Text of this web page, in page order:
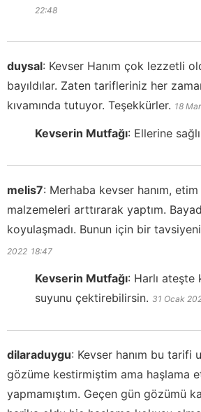
22:48
duysal: Kevser Hanım çok lezzetli
bayıldılar. Zaten tarifleriniz her
kıvamında tutuyor. Teşekkürler. 18
Kevserin Mutfağı: Ellerine
melis7: Merhaba kevser hanım,
malzemeleri arttırarak yaptım.
koyulaşmadı. Bunun için bir
2022 18:47
Kevserin Mutfağı: Harlı ateşte
suyunu çektirebilirsin. 31 Ocak
dilaraduygu: Kevser hanım bu tarifi
gözüme kestirmiştim ama haşlama
yapmamıştım. Geçen gün gözümü